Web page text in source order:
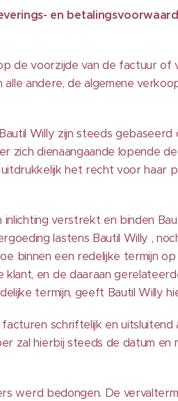
en
de voorzijde van de factuur
andere, de algemene
Willy zijn steeds
zich dienaangaande lopende
het recht voor haar
verstrekt en binden
lastens Bautil Willy ,
binnen een redelijke termijn
en de daaraan
termijn, geeft Bautil Willy
schriftelijk en
zal hierbij steeds de datum en
werd bedongen. De